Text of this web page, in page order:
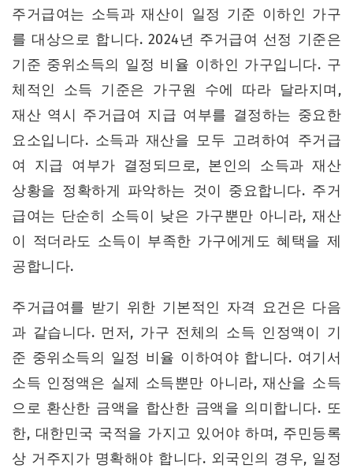
주거급여는 소득과 재산이 일정 기준 이하인 가구
를 대상으로 합니다. 2024년 주거급여 선정 기준은
기준 중위소득의 일정 비율 이하인 가구입니다. 구
체적인 소득 기준은 가구원 수에 따라 달라지며,
재산 역시 주거급여 지급 여부를 결정하는 중요한
요소입니다. 소득과 재산을 모두 고려하여 주거급
여 지급 여부가 결정되므로, 본인의 소득과 재산
상황을 정확하게 파악하는 것이 중요합니다. 주거
급여는 단순히 소득이 낮은 가구뿐만 아니라, 재산
이 적더라도 소득이 부족한 가구에게도 혜택을 제
공합니다.
주거급여를 받기 위한 기본적인 자격 요건은 다음
과 같습니다. 먼저, 가구 전체의 소득 인정액이 기
준 중위소득의 일정 비율 이하여야 합니다. 여기서
소득 인정액은 실제 소득뿐만 아니라, 재산을 소득
으로 환산한 금액을 합산한 금액을 의미합니다. 또
한, 대한민국 국적을 가지고 있어야 하며, 주민등록
상 거주지가 명확해야 합니다. 외국인의 경우, 일정